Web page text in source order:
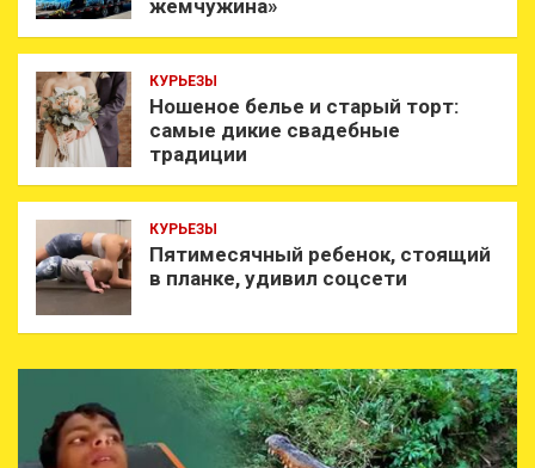
жемчужина»
КУРЬЕЗЫ
Ношеное белье и старый торт:
самые дикие свадебные
традиции
КУРЬЕЗЫ
Пятимесячный ребенок, стоящий
в планке, удивил соцсети